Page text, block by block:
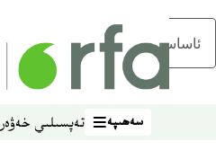
ئاساسلىق مەزمۇنغا ئاتلاڭ
سەھىپە
سەھىپە تەپسىلىي خەۋەر